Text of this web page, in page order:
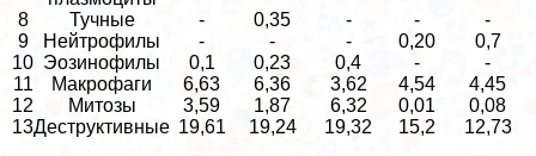
8 Тучные - 0,35 - -
-
9
Нейтрофилы - - - 0,20
0,7
10 Эозинофилы 0,1 0,23 0,4 -
-
11
Макрофаги 6,63 6,36 3,62 4,54
4,45
12
Митозы 3,59 1,87 6,32 0,01
0,08
13Деструктивные 19,61 19,24 19,32 15,2
12,73